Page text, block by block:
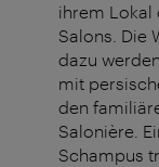
ihrem Lokal
Salons. Die
dazu
mit
den
Salonière.
Schampus